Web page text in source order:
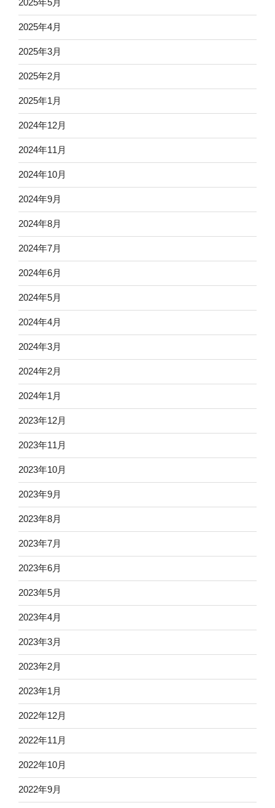
2025年5月
2025年4月
2025年3月
2025年2月
2025年1月
2024年12月
2024年11月
2024年10月
2024年9月
2024年8月
2024年7月
2024年6月
2024年5月
2024年4月
2024年3月
2024年2月
2024年1月
2023年12月
2023年11月
2023年10月
2023年9月
2023年8月
2023年7月
2023年6月
2023年5月
2023年4月
2023年3月
2023年2月
2023年1月
2022年12月
2022年11月
2022年10月
2022年9月